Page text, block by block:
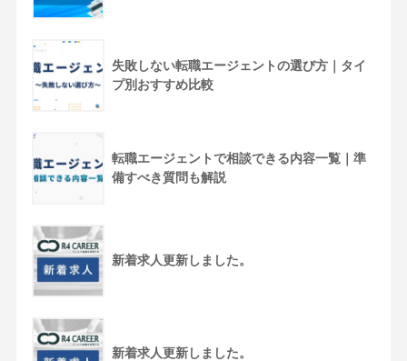
失敗しない転職エージェントの選び方｜タイ
プ別おすすめ比較
転職エージェントで相談できる内容一覧｜準
備すべき質問も解説
新着求人更新しました。
新着求人更新しました。